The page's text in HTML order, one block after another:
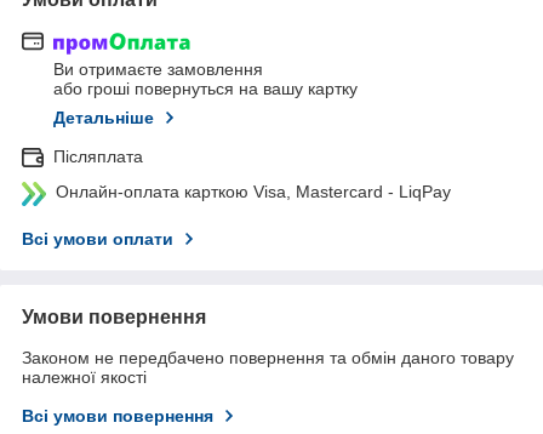
Ви отримаєте замовлення
або гроші повернуться на вашу картку
Детальніше
Післяплата
Онлайн-оплата карткою Visa, Mastercard - LiqPay
Всі умови оплати
Умови повернення
Законом не передбачено повернення та обмін даного товару
належної якості
Всі умови повернення